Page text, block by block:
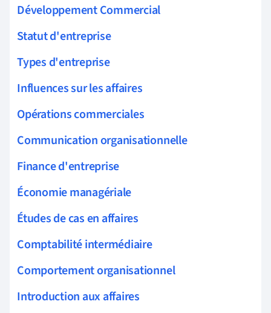
Développement Commercial
Statut d'entreprise
Types d'entreprise
Influences sur les affaires
Opérations commerciales
Communication organisationnelle
Finance d'entreprise
Économie managériale
Études de cas en affaires
Comptabilité intermédiaire
Comportement organisationnel
Introduction aux affaires